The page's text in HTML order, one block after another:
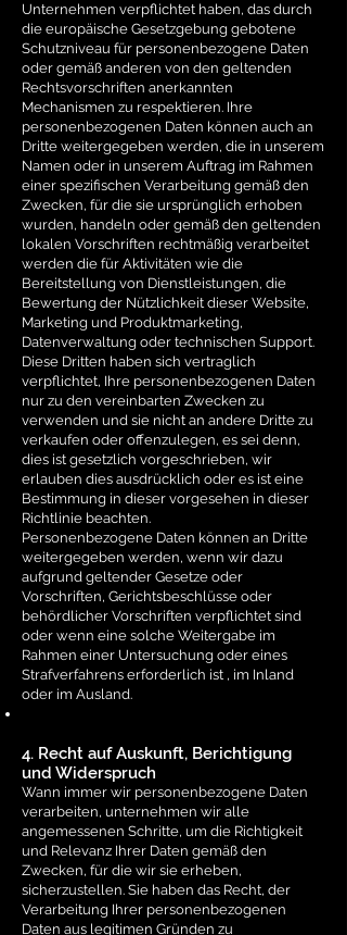
Unternehmen verpflichtet haben, das durch
die europäische Gesetzgebung gebotene
Schutzniveau für personenbezogene Daten
oder gemäß anderen von den geltenden
Rechtsvorschriften anerkannten
Mechanismen zu respektieren. Ihre
personenbezogenen Daten können auch an
Dritte weitergegeben werden, die in unserem
Namen oder in unserem Auftrag im Rahmen
einer spezifischen Verarbeitung gemäß den
Zwecken, für die sie ursprünglich erhoben
wurden, handeln oder gemäß den geltenden
lokalen Vorschriften rechtmäßig verarbeitet
werden die für Aktivitäten wie die
Bereitstellung von Dienstleistungen, die
Bewertung der Nützlichkeit dieser Website,
Marketing und Produktmarketing,
Datenverwaltung oder technischen Support.
Diese Dritten haben sich vertraglich
verpflichtet, Ihre personenbezogenen Daten
nur zu den vereinbarten Zwecken zu
verwenden und sie nicht an andere Dritte zu
verkaufen oder offenzulegen, es sei denn,
dies ist gesetzlich vorgeschrieben, wir
erlauben dies ausdrücklich oder es ist eine
Bestimmung in dieser vorgesehen in dieser
Richtlinie beachten.
Personenbezogene Daten können an Dritte
weitergegeben werden, wenn wir dazu
aufgrund geltender Gesetze oder
Vorschriften, Gerichtsbeschlüsse oder
behördlicher Vorschriften verpflichtet sind
oder wenn eine solche Weitergabe im
Rahmen einer Untersuchung oder eines
Strafverfahrens erforderlich ist , im Inland
oder im Ausland.
4. Recht auf Auskunft, Berichtigung
und Widerspruch
Wann immer wir personenbezogene Daten
verarbeiten, unternehmen wir alle
angemessenen Schritte, um die Richtigkeit
und Relevanz Ihrer Daten gemäß den
Zwecken, für die wir sie erheben,
sicherzustellen. Sie haben das Recht, der
Verarbeitung Ihrer personenbezogenen
Daten aus legitimen Gründen zu